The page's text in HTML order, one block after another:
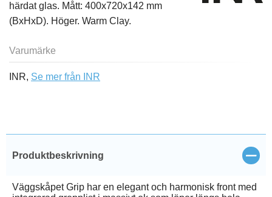
härdat glas. Mått: 400x720x142 mm
(BxHxD). Höger. Warm Clay.
Varumärke
INR, Se mer från INR
Produktbeskrivning Stäng
Väggskåpet Grip har en elegant och harmonisk front med